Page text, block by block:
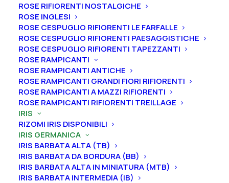
ROSE RIFIORENTI NOSTALGICHE
ROSE INGLESI
ROSE CESPUGLIO RIFIORENTI LE FARFALLE
ROSE CESPUGLIO RIFIORENTI PAESAGGISTICHE
ROSE CESPUGLIO RIFIORENTI TAPEZZANTI
ROSE RAMPICANTI
ROSE RAMPICANTI ANTICHE
ROSE RAMPICANTI GRANDI FIORI RIFIORENTI
ROSE RAMPICANTI A MAZZI RIFIORENTI
ROSE RAMPICANTI RIFIORENTI TREILLAGE
IRIS
RIZOMI IRIS DISPONIBILI
IRIS GERMANICA
IRIS BARBATA ALTA (TB)
IRIS BARBATA DA BORDURA (BB)
IRIS BARBATA ALTA IN MINIATURA (MTB)
IRIS BARBATA INTERMEDIA (IB)
Iris germanica “Sinichka”
Iris germanica “Sinichka”
From4,50€
L’iris germanica “Sinichka” ha vessilli blu lilla
leggermente punteggiati di marrone, ali lilla-violetto
con una piccola area bianca sotto la barba,
attaccatura oliva senape e bordo oliva; barbe
arancioni nella gola, gialle all’estremità.
cm. Fioritura intermedia-molto tardiva.
Iris in vasosono disponibili inqualsiasi periodo